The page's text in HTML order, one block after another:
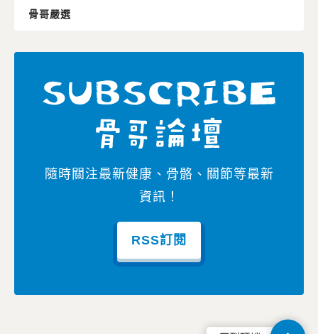
骨哥嚴選
隨時關注最新健康、骨骼、關節等最新
資訊！
RSS訂閱